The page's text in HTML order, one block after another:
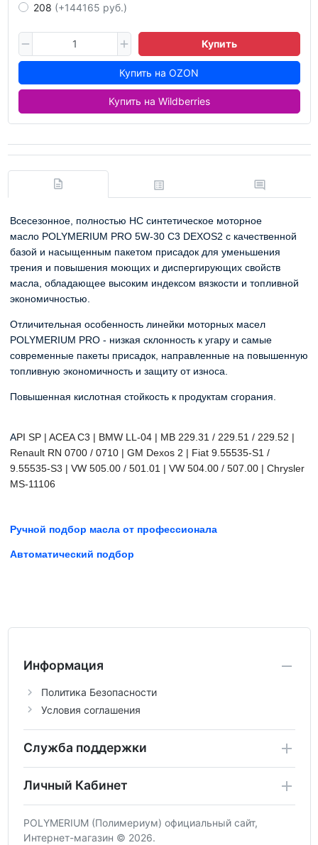
208 (+144165 руб.)
Купить
Купить на OZON
Купить на Wildberries
Всесезонное, полностью HC синтетическое моторное
масло POLYMERIUM PRO 5W-30 C3 DEXOS2 с качественной
базой и насыщенным пакетом присадок для уменьшения
трения и повышения моющих и диспергирующих свойств
масла, обладающее высоким индексом вязкости и топливной
экономичностью.
Отличительная особенность линейки моторных масел
POLYMERIUM PRO - низкая склонность к угару и самые
современные пакеты присадок, направленные на повышенную
топливную экономичность и защиту от износа.
Повышенная кислотная стойкость к продуктам сгорания.
API SP | ACEA C3 | BMW LL-04 | MB 229.31 / 229.51 / 229.52 |
Renault RN 0700 / 0710 | GM Dexos 2 | Fiat 9.55535-S1 /
9.55535-S3 | VW 505.00 / 501.01 | VW 504.00 / 507.00 | Chrysler
MS-11106
Ручной подбор масла от профессионала
Автоматический подбор
Информация
Политика Безопасности
Условия соглашения
Служба поддержки
Личный Кабинет
POLYMERIUM (Полимериум) официальный сайт,
Интернет-магазин © 2026.